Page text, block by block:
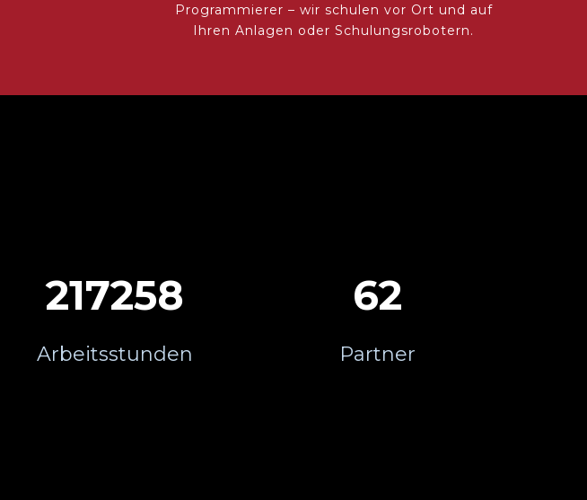
Programmierer – wir schulen vor Ort und auf
Ihren Anlagen oder Schulungsrobotern.
253729
Arbeitsstunden
62
Partner